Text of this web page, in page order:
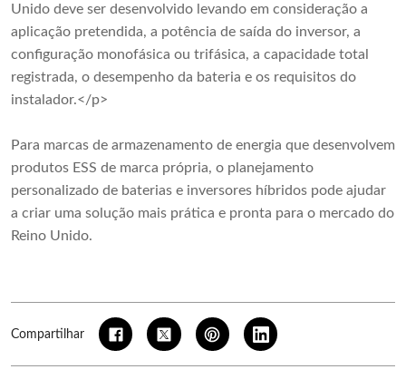
Unido deve ser desenvolvido levando em consideração a
aplicação pretendida, a potência de saída do inversor, a
configuração monofásica ou trifásica, a capacidade total
registrada, o desempenho da bateria e os requisitos do
instalador.</p>
Para marcas de armazenamento de energia que desenvolvem
produtos ESS de marca própria, o planejamento
personalizado de baterias e inversores híbridos pode ajudar
a criar uma solução mais prática e pronta para o mercado do
Reino Unido.
Compartilhar